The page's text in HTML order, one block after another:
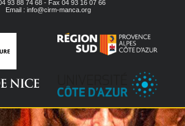
93 88 74 68 - Fax 04 93 16 07 66
Email : info@cirm-manca.org